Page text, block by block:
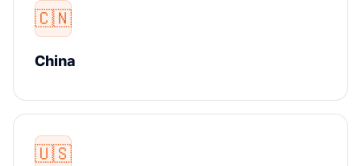
🇨🇳
China
🇺🇸